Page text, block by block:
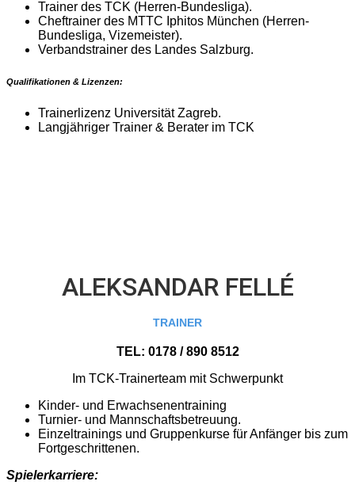
Trainer des TCK (Herren-Bundesliga).
Cheftrainer des MTTC Iphitos München (Herren-
Bundesliga, Vizemeister).
Verbandstrainer des Landes Salzburg.
Qualifikationen & Lizenzen:
Trainerlizenz Universität Zagreb.
Langjähriger Trainer & Berater im TCK
ALEKSANDAR FELLÉ
TRAINER
TEL: 0178 / 890 8512
Im TCK-Trainerteam mit Schwerpunkt
Kinder- und Erwachsenentraining
Turnier- und Mannschaftsbetreuung.
Einzeltrainings und Gruppenkurse für Anfänger bis zum
Fortgeschrittenen.
Spielerkarriere: